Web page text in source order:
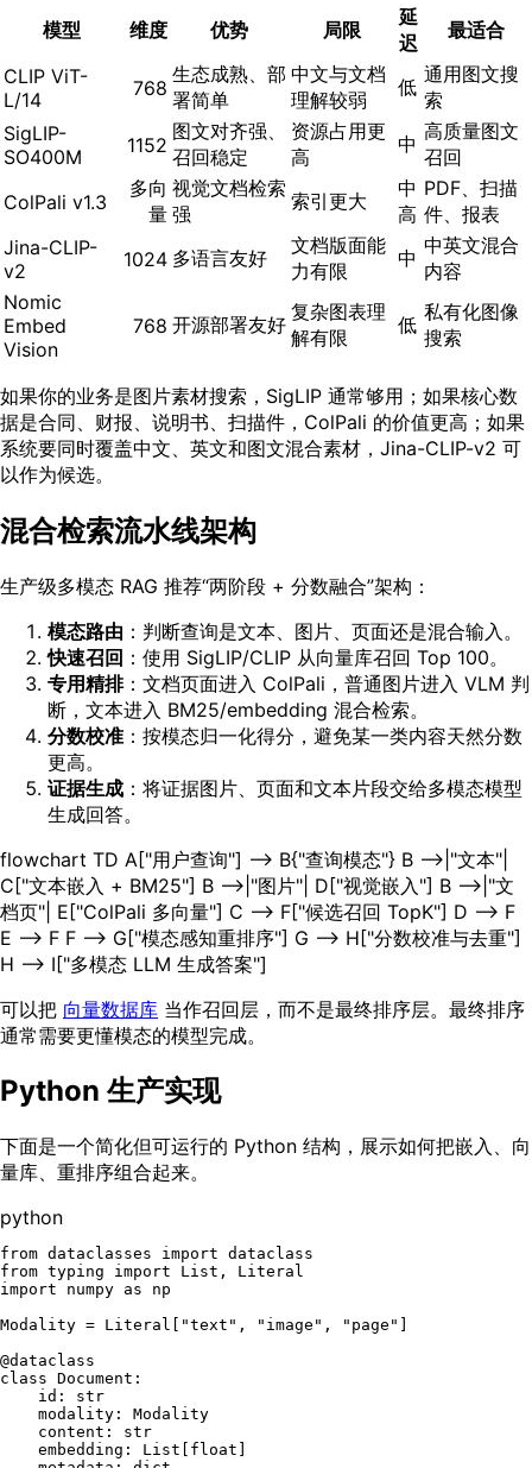
模型 维度 优势 局限
延
迟
最适合
CLIP ViT-
L/14
768
生态成熟、部
署简单
中文与文档
理解较弱
低
通用图文搜
索
SigLIP-
SO400M
1152
图文对齐强、
召回稳定
资源占用更
高
中
高质量图文
召回
ColPali v1.3
多向
量
视觉文档检索
强
索引更大
中
高
PDF、扫描
件、报表
Jina-CLIP-
v2
1024 多语言友好
文档版面能
力有限
中
中英文混合
内容
Nomic
Embed
Vision
768 开源部署友好
复杂图表理
解有限
低
私有化图像
搜索
如果你的业务是图片素材搜索，SigLIP 通常够用；如果核心数
据是合同、财报、说明书、扫描件，ColPali 的价值更高；如果
系统要同时覆盖中文、英文和图文混合素材，Jina-CLIP-v2 可
以作为候选。
混合检索流水线架构
生产级多模态 RAG 推荐“两阶段 + 分数融合”架构：
模态路由 ：判断查询是文本、图片、页面还是混合输入。
快速召回 ：使用 SigLIP/CLIP 从向量库召回 Top 100。
专用精排：文档页面进入 ColPali，普通图片进入 VLM 判
断，文本进入 BM25/embedding 混合检索。
分数校准 ：按模态归一化得分，避免某一类内容天然分数
更高。
证据生成 ：将证据图片、页面和文本片段交给多模态模型
生成回答。
flowchart TD A["用户查询"] --> B{"查询模态"} B -->|"文本"|
C["文本嵌入 + BM25"] B -->|"图片"| D["视觉嵌入"] B -->|"文
档页"| E["ColPali 多向量"] C --> F["候选召回 TopK"] D --> F
E --> F F --> G["模态感知重排序"] G --> H["分数校准与去重"]
H --> I["多模态 LLM 生成答案"]
可以把 向量数据库 当作召回层，而不是最终排序层。最终排序
通常需要更懂模态的模型完成。
Python 生产实现
下面是一个简化但可运行的 Python 结构，展示如何把嵌入、向
量库、重排序组合起来。
python
from dataclasses import
from typing import List , Literal
import numpy as np
Modality = Literal "text" , "image" , "page"
@dataclass
class Document :
id : str
    modality: Modality
    content:
str
    embedding:
List float